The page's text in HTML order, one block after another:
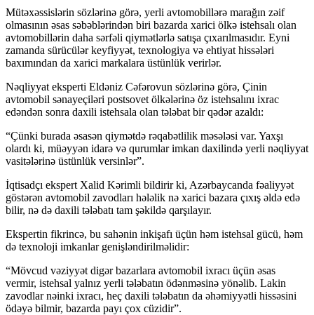
Mütəxəssislərin sözlərinə görə, yerli avtomobillərə marağın zəif
olmasının əsas səbəblərindən biri bazarda xarici ölkə istehsalı olan
avtomobillərin daha sərfəli qiymətlərlə satışa çıxarılmasıdır. Eyni
zamanda sürücülər keyfiyyət, texnologiya və ehtiyat hissələri
baxımından da xarici markalara üstünlük verirlər.
Nəqliyyat eksperti Eldəniz Cəfərovun sözlərinə görə, Çinin
avtomobil sənayeçiləri postsovet ölkələrinə öz istehsalını ixrac
edəndən sonra daxili istehsala olan tələbat bir qədər azaldı:
“Çünki burada əsasən qiymətdə rəqabətlilik məsələsi var. Yaxşı
olardı ki, müəyyən idarə və qurumlar imkan daxilində yerli nəqliyyat
vasitələrinə üstünlük versinlər”.
İqtisadçı ekspert Xalid Kərimli bildirir ki, Azərbaycanda fəaliyyət
göstərən avtomobil zavodları hələlik nə xarici bazara çıxış əldə edə
bilir, nə də daxili tələbatı tam şəkildə qarşılayır.
Ekspertin fikrincə, bu sahənin inkişafı üçün həm istehsal gücü, həm
də texnoloji imkanlar genişləndirilməlidir:
“Mövcud vəziyyət digər bazarlara avtomobil ixracı üçün əsas
vermir, istehsal yalnız yerli tələbatın ödənməsinə yönəlib. Lakin
zavodlar nəinki ixracı, heç daxili tələbatın da əhəmiyyətli hissəsini
ödəyə bilmir, bazarda payı çox cüzidir”.